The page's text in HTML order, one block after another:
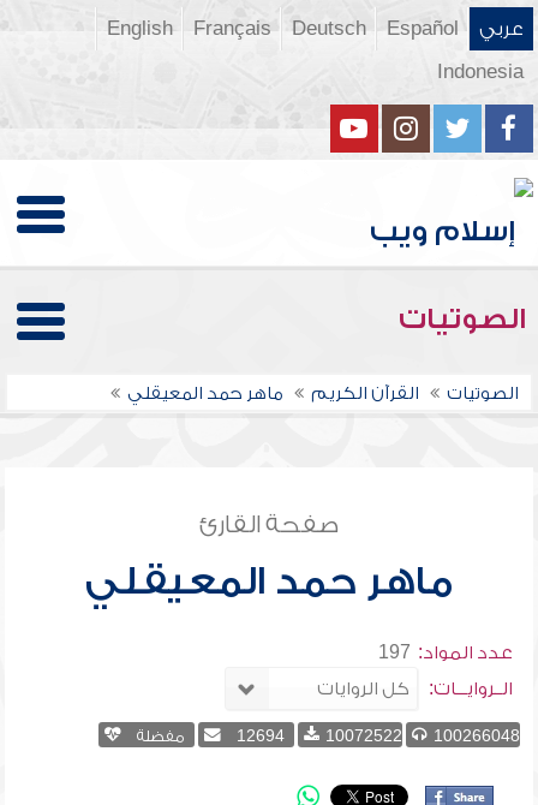
عربي Español
Deutsch
Français
English
Indonesia
الصوتيات
الصوتيات القرآن الكريم ماهر حمد المعيقلي
صفحة القارئ
ماهر حمد المعيقلي
عدد المواد: 197
الــروايـــات:
100266048
10072522
12694 مفضلة